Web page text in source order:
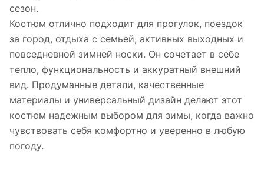
сезон.
Костюм отлично подходит для прогулок, поездок
за город, отдыха с семьей, активных выходных и
повседневной зимней носки. Он сочетает в себе
тепло, функциональность и аккуратный внешний
вид. Продуманные детали, качественные
материалы и универсальный дизайн делают этот
костюм надежным выбором для зимы, когда важно
чувствовать себя комфортно и уверенно в любую
погоду.